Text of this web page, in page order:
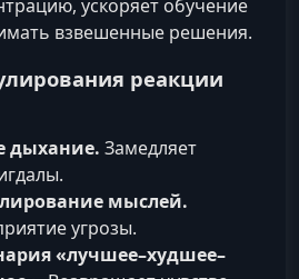
ускоряет обучение
взвешенные решения.
реакции
дыхание. Замедляет
мыслей.
угрозы.
«лучшее–худшее–